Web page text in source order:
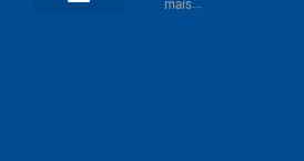
mais...